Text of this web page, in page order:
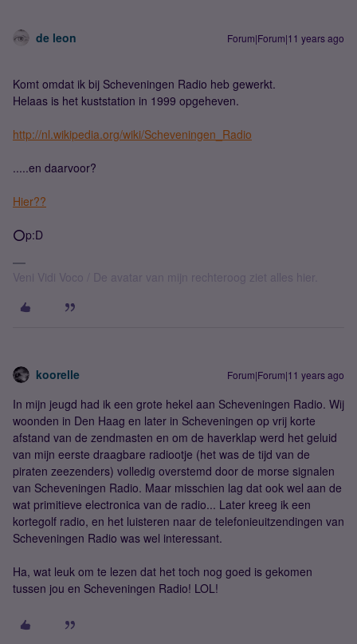
de leon Forum|Forum|11 years ago
Komt omdat ik bij Scheveningen Radio heb gewerkt.
Helaas is het kuststation in 1999 opgeheven.
http://nl.wikipedia.org/wiki/Scheveningen_Radio
.....en daarvoor?
Hier??
⭕️p:D
Veni Vidi Voco / De avatar van mijn rechteroog ziet alles hier.
koorelle Forum|Forum|11 years ago
In mijn jeugd had ik een grote hekel aan Scheveningen Radio. Wij
woonden in Den Haag en later in Scheveningen op vrij korte
afstand van de zendmasten en om de haverklap werd het geluid
van mijn eerste draagbare radiootje (het was de tijd van de
piraten zeezenders) volledig overstemd door de morse signalen
van Scheveningen Radio. Maar misschien lag dat ook wel aan de
wat primitieve electronica van de radio... Later kreeg ik een
kortegolf radio, en het luisteren naar de telefonieuitzendingen van
Scheveningen Radio was wel interessant.
Ha, wat leuk om te lezen dat het toch nog goed is gekomen
tussen jou en Scheveningen Radio! LOL!